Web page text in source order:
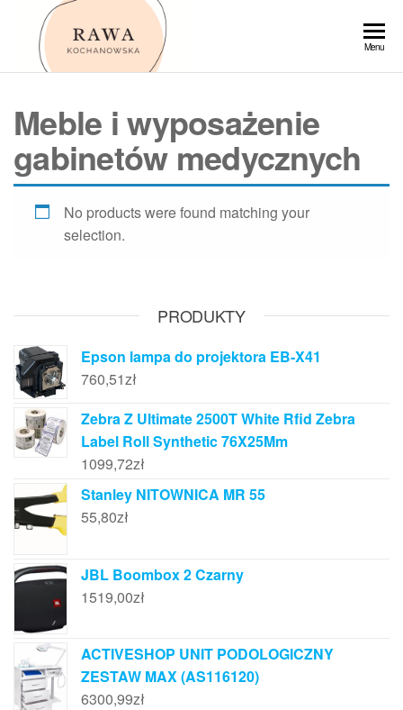
Przejdź
Menu
Meble i wyposażenie
gabinetów medycznych
No products were found matching your
selection.
PRODUKTY
Epson lampa do projektora EB-X41
760,51zł
Zebra Z Ultimate 2500T White Rfid Zebra
Label Roll Synthetic 76X25Mm
1099,72zł
Stanley NITOWNICA MR 55
55,80zł
JBL Boombox 2 Czarny
1519,00zł
ACTIVESHOP UNIT PODOLOGICZNY
ZESTAW MAX (AS116120)
6300,99zł